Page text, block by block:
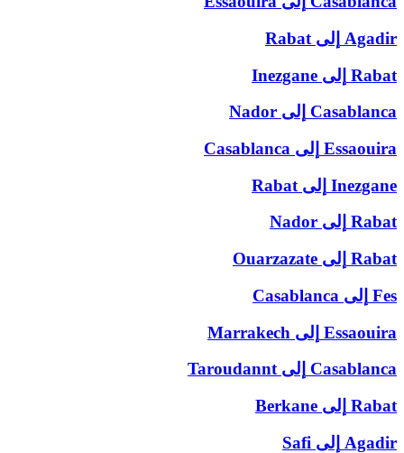
Agadir إلى Rabat
Rabat إلى Inezgane
Casablanca إلى Nador
Essaouira إلى Casablanca
Inezgane إلى Rabat
Rabat إلى Nador
Rabat إلى Ouarzazate
Fes إلى Casablanca
Essaouira إلى Marrakech
Casablanca إلى Taroudannt
Rabat إلى Berkane
Agadir إلى Safi